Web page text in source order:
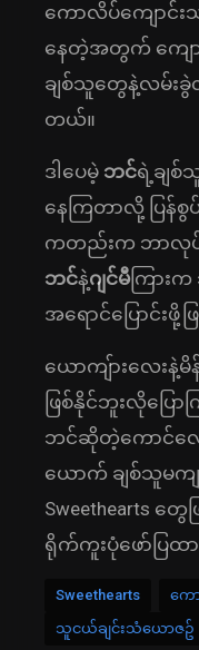
ကောလိပ်ကျောင်း
နေတဲ့အတွက် ကျော
ချစ်သူတွေနဲ့လမ်း
တယ်။
ဒါပေမဲ့ ဘင်ရဲ့ချစ်
နေကြတာလို့ ပြန်စွ
ကတည်းက ဘာလု
ဘင်နဲ့ဂျင်မီကြား
အရောင်ပြောင်းဖို့
ယောကျ်ားလေးနဲ့
ဖြစ်နိုင်ဘူးလိုပြေ
ဘင်ဆိုတဲ့ကောင်လ
ယောက် ချစ်သူမ
Sweethearts
ရိုက်ကူးပုံဖော်ပြထ
Sweethearts
ကေ
သူငယ်ချင်းသံယောဇဥ်